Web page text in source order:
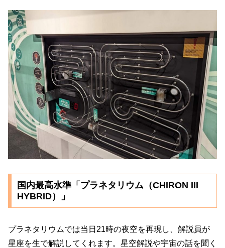
国内最高水準「プラネタリウム（CHIRON III
HYBRID）」
プラネタリウムでは当日21時の夜空を再現し、解説員が
星座を生で解説してくれます。星空解説や宇宙の話を聞く